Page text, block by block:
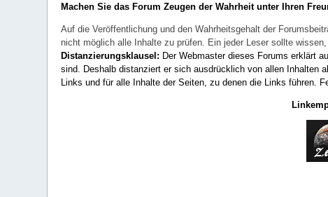
Machen Sie das Forum Zeugen der Wahrheit unter Ihren
Auf die Veröffentlichung und den Wahrheitsgehalt der
nicht möglich alle Inhalte zu prüfen. Ein jeder Leser sollte
Distanzierungsklausel: Der Webmaster dieses Forums erklärt
sind. Deshalb distanziert er sich ausdrücklich von allen Inhalten
Links und für alle Inhalte der Seiten, zu denen die Links führen.